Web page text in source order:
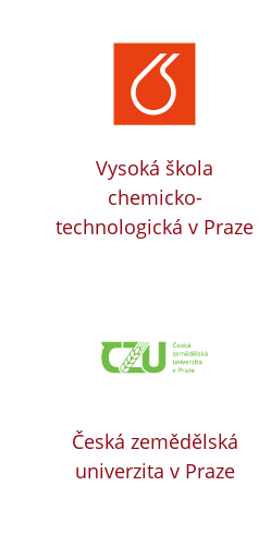
Vysoká škola
chemicko-
technologická v Praze
Česká zemědělská
univerzita v Praze